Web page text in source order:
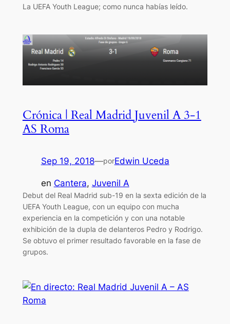
La UEFA Youth League; como nunca habías leído.
Crónica | Real Madrid Juvenil A 3-1
AS Roma
Sep 19, 2018—porEdwin Uceda
en Cantera, Juvenil A
Debut del Real Madrid sub-19 en la sexta edición de la
UEFA Youth League, con un equipo con mucha
experiencia en la competición y con una notable
exhibición de la dupla de delanteros Pedro y Rodrigo.
Se obtuvo el primer resultado favorable en la fase de
grupos.